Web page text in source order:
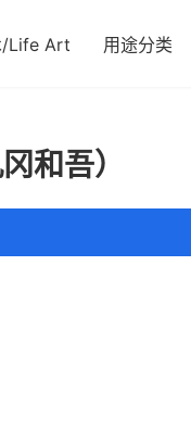
/Life Art 用途分类
和吾）